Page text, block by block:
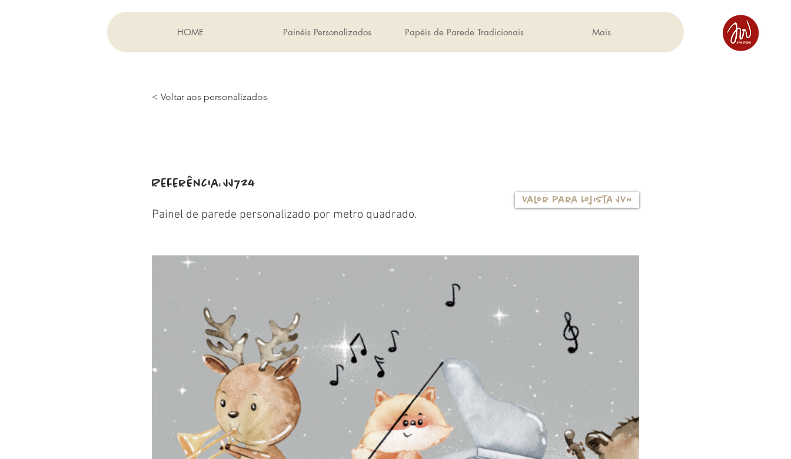
HOME Painéis Personalizados Papéis de Parede Tradicionais Mais
< Voltar aos personalizados
Referência: JJ724
Painel de parede personalizado por metro quadrado.
Valor para Lojista JVN